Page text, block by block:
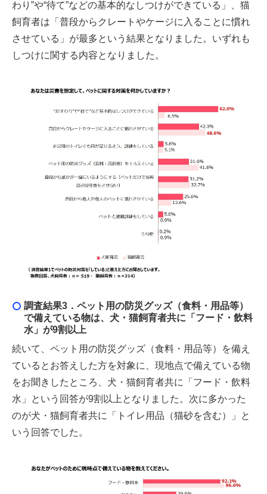
わり”や“待て”などの基本的なしつけができている」、猫
飼育者は「普段からクレートやケージに入ることに慣れ
させている」が最多という結果となりました。いずれも
しつけに関する内容となりました。
調査結果3． ペット用の防災グッズ（食料・用品等）
で備えている物は、犬・猫飼育者共に「フード・飲料
水」が9割以上
続いて、ペット用の防災グッズ（食料・用品等）を備え
ているとお答えした方を対象に、現地点で備えている物
をお聞きしたところ、犬・猫飼育者共に「フード・飲料
水」という回答が9割以上となりました。次に多かった
のが犬・猫飼育者共に「トイレ用品（猫砂を含む）」と
いう回答でした。